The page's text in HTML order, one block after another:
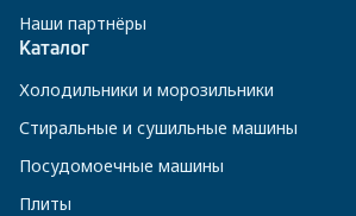
Наши партнёры
Каталог
Холодильники и морозильники
Стиральные и сушильные машины
Посудомоечные машины
Плиты